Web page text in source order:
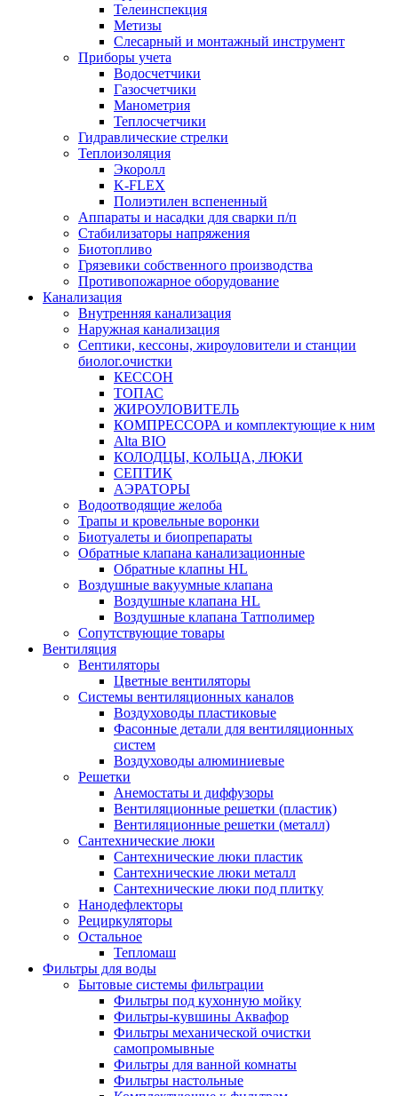
Телеинспекция
Метизы
Слесарный и монтажный инструмент
Приборы учета
Водосчетчики
Газосчетчики
Манометрия
Теплосчетчики
Гидравлические стрелки
Теплоизоляция
Экоролл
K-FLEX
Полиэтилен вспененный
Аппараты и насадки для сварки п/п
Стабилизаторы напряжения
Биотопливо
Грязевики собственного производства
Противопожарное оборудование
Канализация
Внутренняя канализация
Наружная канализация
Септики, кессоны, жироуловители и станции
биолог.очистки
КЕССОН
ТОПАС
ЖИРОУЛОВИТЕЛЬ
КОМПРЕССОРА и комплектующие к ним
Alta BIO
КОЛОДЦЫ, КОЛЬЦА, ЛЮКИ
СЕПТИК
АЭРАТОРЫ
Водоотводящие желоба
Трапы и кровельные воронки
Биотуалеты и биопрепараты
Обратные клапана канализационные
Обратные клапны HL
Воздушные вакуумные клапана
Воздушные клапана HL
Воздушные клапана Татполимер
Сопутствующие товары
Вентиляция
Вентиляторы
Цветные вентиляторы
Системы вентиляционных каналов
Воздуховоды пластиковые
Фасонные детали для вентиляционных
систем
Воздуховоды алюминиевые
Решетки
Анемостаты и диффузоры
Вентиляционные решетки (пластик)
Вентиляционные решетки (металл)
Сантехнические люки
Сантехнические люки пластик
Сантехнические люки металл
Сантехнические люки под плитку
Нанодефлекторы
Рециркуляторы
Остальное
Тепломаш
Фильтры для воды
Бытовые системы фильтрации
Фильтры под кухонную мойку
Фильтры-кувшины Аквафор
Фильтры механической очистки
самопромывные
Фильтры для ванной комнаты
Фильтры настольные